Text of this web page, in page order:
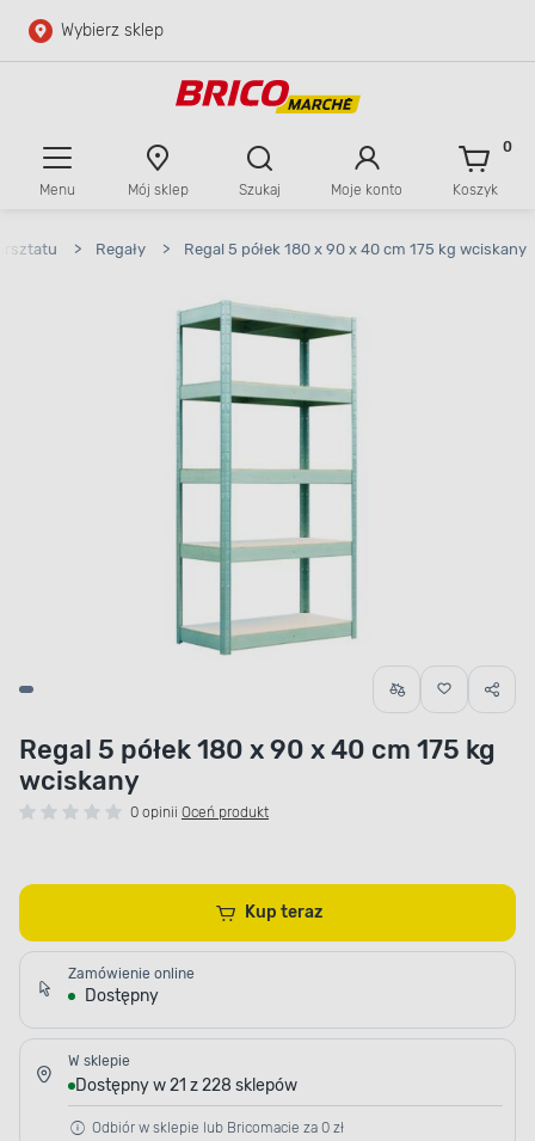
Przejdź do głównej zawartości
Wybierz sklep
Menu Mój sklep Szukaj Moje konto Koszyk
0
> Regały > Regal 5 półek 180 x 90 x 40 cm 175 kg wciskany
Regal 5 półek 180 x 90 x 40 cm 175 kg
wciskany
0 opinii Oceń produkt
Kup teraz
Zamówienie online
Dostępny
W sklepie
Dostępny w 21 z 228 sklepów
Odbiór w sklepie lub Bricomacie za 0 zł